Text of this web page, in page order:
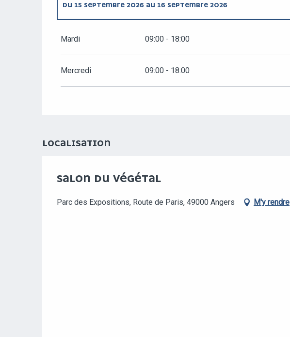
DU 15 SEPTEMBRE 2026 AU 16 SEPTEMBRE 2026
Mardi 09:00 - 18:00
Mercredi 09:00 - 18:00
LOCALISATION
SALON DU VÉGÉTAL
Parc des Expositions, Route de Paris, 49000 Angers M'y rendre